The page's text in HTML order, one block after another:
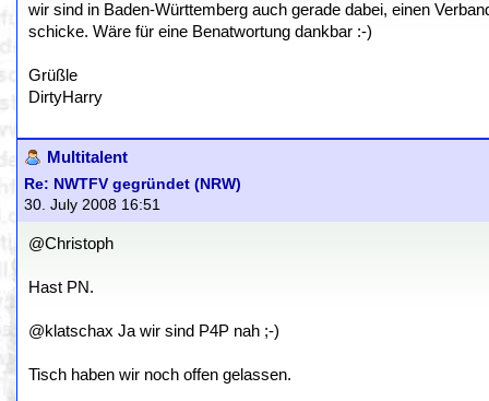
wir sind in Baden-Württemberg auch gerade dabei, einen
schicke. Wäre für eine Benatwortung dankbar :-)
Grüßle
DirtyHarry
Multitalent
Re: NWTFV gegründet (NRW)
30. July 2008 16:51
@Christoph
Hast PN.
@klatschax Ja wir sind P4P nah ;-)
Tisch haben wir noch offen gelassen.